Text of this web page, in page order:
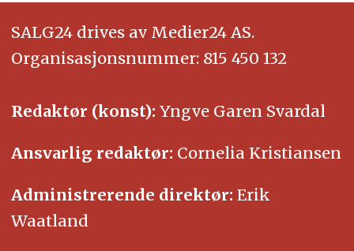
SALG24 drives av Medier24 AS.
Organisasjonsnummer: 815 450 132
Redaktør (konst): Yngve Garen Svardal
Ansvarlig redaktør: Cornelia Kristiansen
Administrerende direktør: Erik
Waatland